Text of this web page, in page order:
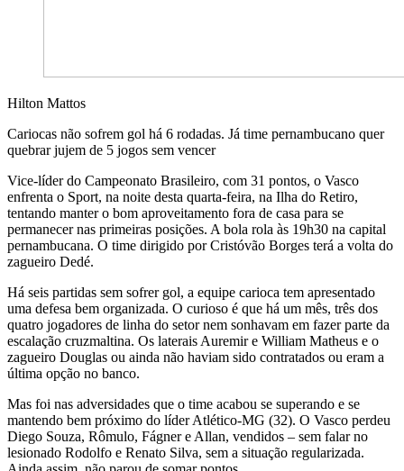
Hilton Mattos
Cariocas não sofrem gol há 6 rodadas. Já time pernambucano quer
quebrar jujem de 5 jogos sem vencer
Vice-líder do Campeonato Brasileiro, com 31 pontos, o Vasco
enfrenta o Sport, na noite desta quarta-feira, na Ilha do Retiro,
tentando manter o bom aproveitamento fora de casa para se
permanecer nas primeiras posições. A bola rola às 19h30 na capital
pernambucana. O time dirigido por Cristóvão Borges terá a volta do
zagueiro Dedé.
Há seis partidas sem sofrer gol, a equipe carioca tem apresentado
uma defesa bem organizada. O curioso é que há um mês, três dos
quatro jogadores de linha do setor nem sonhavam em fazer parte da
escalação cruzmaltina. Os laterais Auremir e William Matheus e o
zagueiro Douglas ou ainda não haviam sido contratados ou eram a
última opção no banco.
Mas foi nas adversidades que o time acabou se superando e se
mantendo bem próximo do líder Atlético-MG (32). O Vasco perdeu
Diego Souza, Rômulo, Fágner e Allan, vendidos – sem falar no
lesionado Rodolfo e Renato Silva, sem a situação regularizada.